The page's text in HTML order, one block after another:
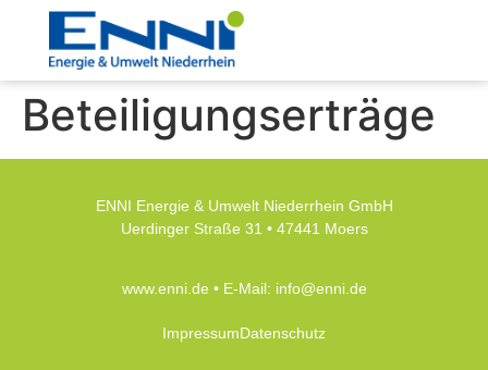
Beteiligungserträge
ENNI Energie & Umwelt Niederrhein GmbH
Uerdinger Straße 31 • 47441 Moers
www.enni.de• E-Mail: info@enni.de
ImpressumDatenschutz